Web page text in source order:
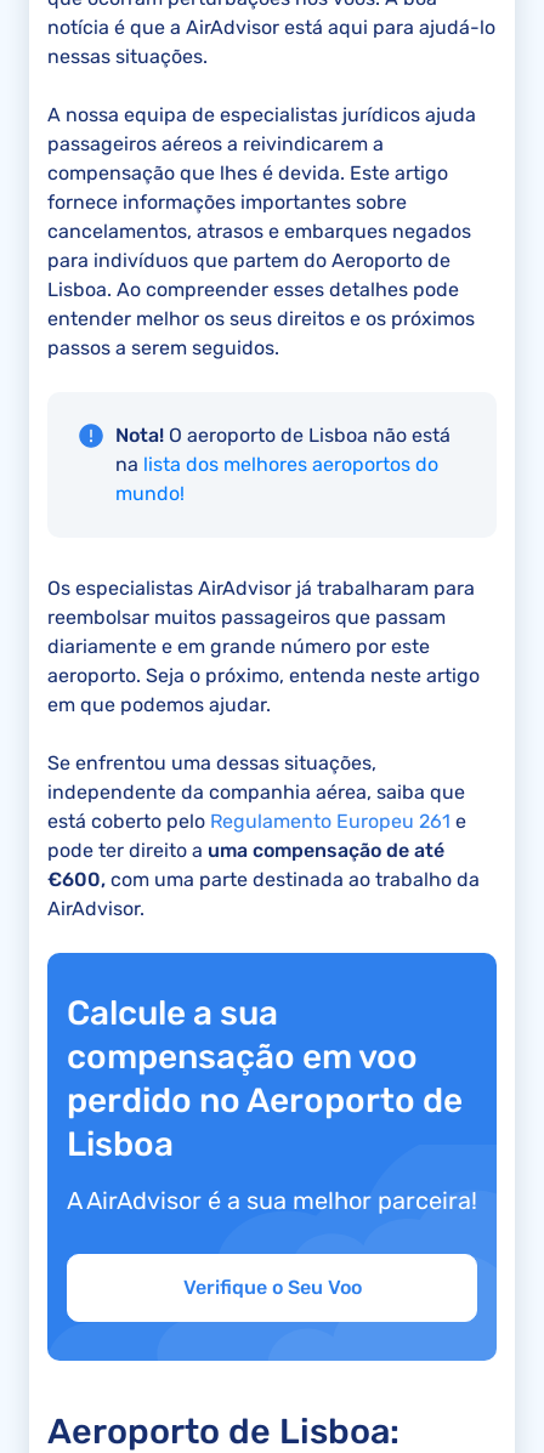
notícia é que a AirAdvisor está aqui para ajudá-lo
nessas situações.
A nossa equipa de especialistas jurídicos ajuda
passageiros aéreos a reivindicarem a
compensação que lhes é devida. Este artigo
fornece informações importantes sobre
cancelamentos, atrasos e embarques negados
para indivíduos que partem do Aeroporto de
Lisboa. Ao compreender esses detalhes pode
entender melhor os seus direitos e os próximos
passos a serem seguidos.
Nota! O aeroporto de Lisboa não está
na lista dos melhores aeroportos do
mundo!
Os especialistas AirAdvisor já trabalharam para
reembolsar muitos passageiros que passam
diariamente e em grande número por este
aeroporto. Seja o próximo, entenda neste artigo
em que podemos ajudar.
Se enfrentou uma dessas situações,
independente da companhia aérea, saiba que
está coberto pelo Regulamento Europeu 261 e
pode ter direito a uma compensação de até
€600, com uma parte destinada ao trabalho da
AirAdvisor.
Calcule a sua
compensação em voo
perdido no Aeroporto de
Lisboa
A AirAdvisor é a sua melhor parceira!
Verifique o Seu Voo
Aeroporto de Lisboa: